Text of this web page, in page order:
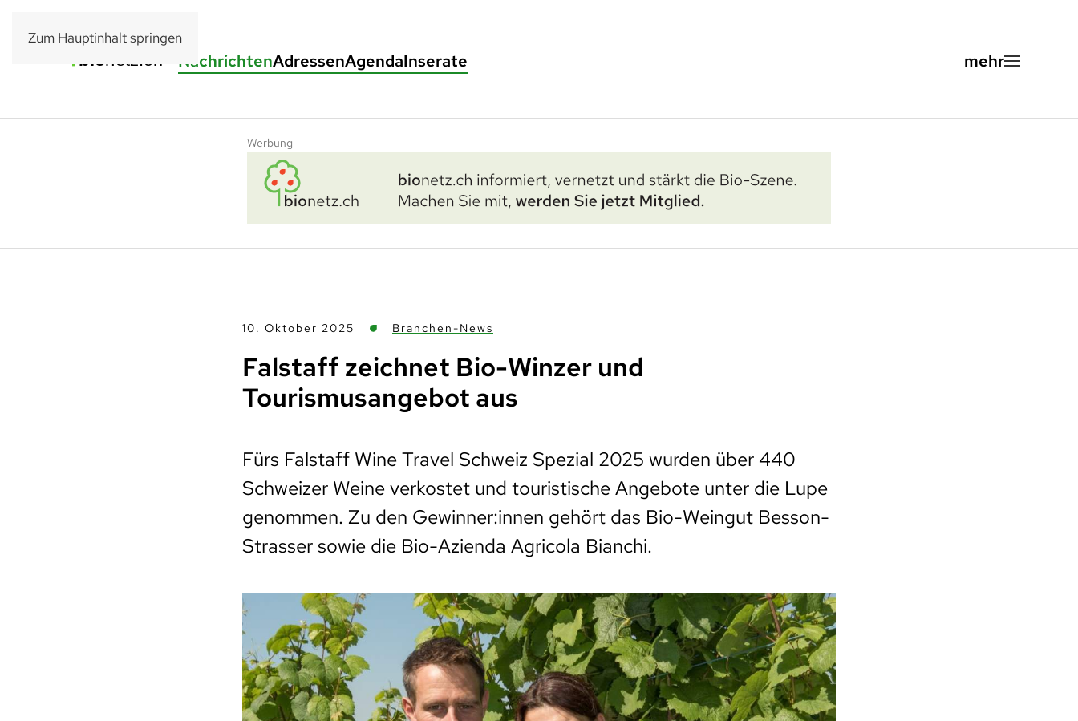
Zum Hauptinhalt springen
NachrichtenAdressenAgendaInserate
Werbung
10. Oktober 2025 Branchen-News
Falstaff zeichnet Bio-Winzer und
Tourismusangebot aus
Fürs Falstaff Wine Travel Schweiz Spezial 2025 wurden über 440
Schweizer Weine verkostet und touristische Angebote unter die Lupe
genommen. Zu den Gewinner:innen gehört das Bio-Weingut Besson-
Strasser sowie die Bio-Azienda Agricola Bianchi.